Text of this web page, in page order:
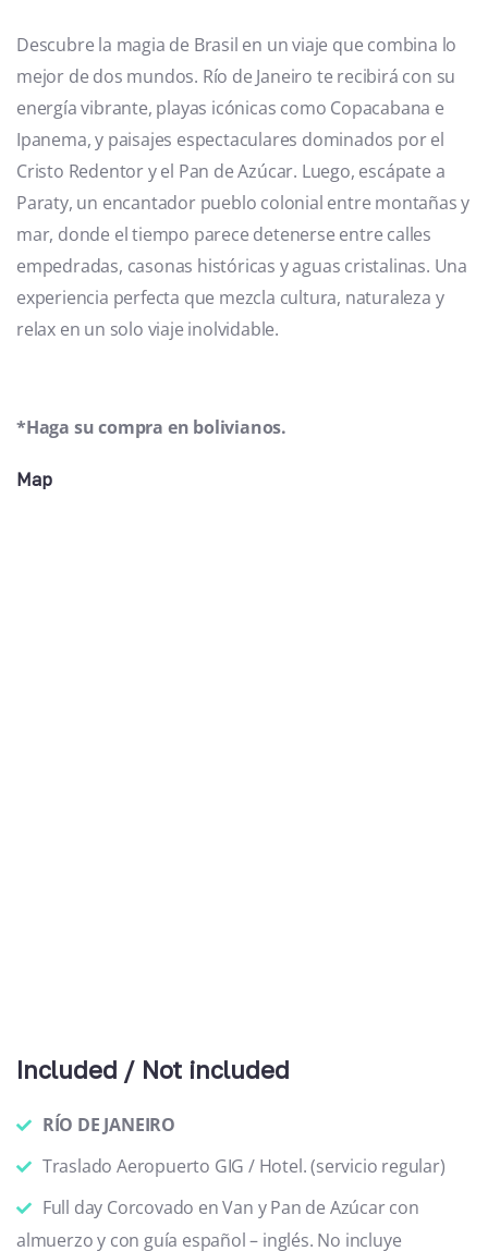
Descubre la magia de Brasil en un viaje que combina lo
mejor de dos mundos. Río de Janeiro te recibirá con su
energía vibrante, playas icónicas como Copacabana e
Ipanema, y paisajes espectaculares dominados por el
Cristo Redentor y el Pan de Azúcar. Luego, escápate a
Paraty, un encantador pueblo colonial entre montañas y
mar, donde el tiempo parece detenerse entre calles
empedradas, casonas históricas y aguas cristalinas. Una
experiencia perfecta que mezcla cultura, naturaleza y
relax en un solo viaje inolvidable.
*Haga su compra en bolivianos.
Map
Included / Not included
RÍO DE JANEIRO
Traslado Aeropuerto GIG / Hotel. (servicio regular)
Full day Corcovado en Van y Pan de Azúcar con
almuerzo y con guía español – inglés. No incluye